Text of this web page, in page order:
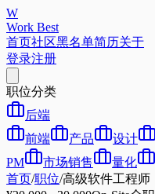
W
Work Best
首页社区黑名单简历关于
登录注册
职位分类
后端
前端
产品 设计
PM
市场销售 量化
首页/职位/高级软件工程师